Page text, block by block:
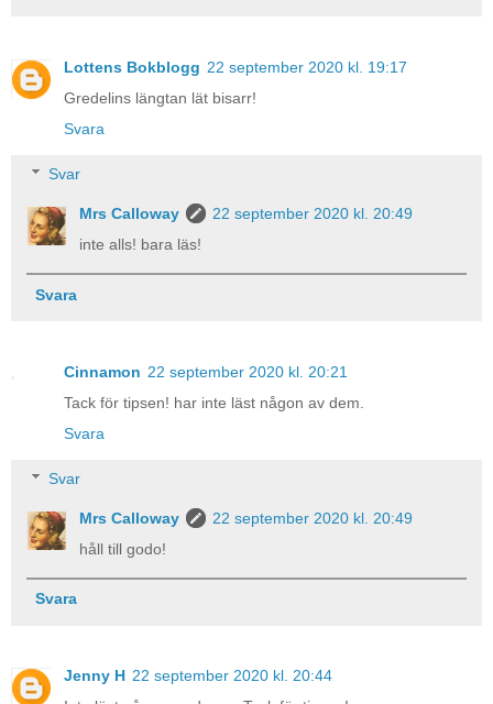
Lottens Bokblogg 22 september 2020 kl. 19:17
Gredelins längtan lät bisarr!
Svara
Svar
Mrs Calloway
22 september 2020 kl. 20:49
inte alls! bara läs!
Svara
Cinnamon 22 september 2020 kl. 20:21
Tack för tipsen! har inte läst någon av dem.
Svara
Svar
Mrs Calloway
22 september 2020 kl. 20:49
håll till godo!
Svara
Jenny H 22 september 2020 kl. 20:44